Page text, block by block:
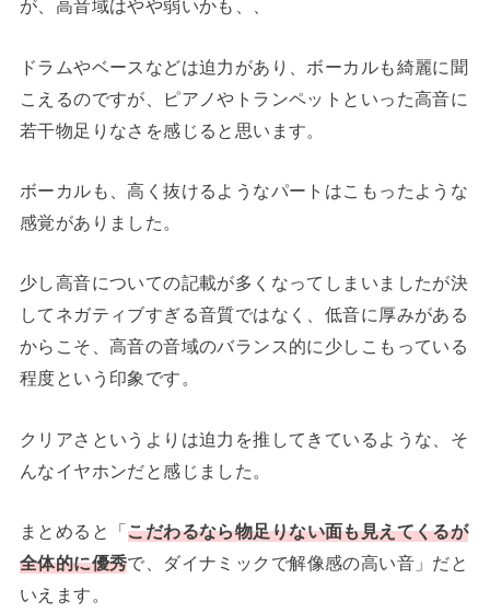
が、高音域はやや弱いかも、、
ドラムやベースなどは迫力があり、ボーカルも綺麗に聞
こえるのですが、ピアノやトランペットといった高音に
若干物足りなさを感じると思います。
ボーカルも、高く抜けるようなパートはこもったような
感覚がありました。
少し高音についての記載が多くなってしまいましたが決
してネガティブすぎる音質ではなく、低音に厚みがある
からこそ、高音の音域のバランス的に少しこもっている
程度という印象です。
クリアさというよりは迫力を推してきているような、そ
んなイヤホンだと感じました。
まとめると「こだわるなら物足りない面も見えてくるが
全体的に優秀で、ダイナミックで解像感の高い音」だと
いえます。